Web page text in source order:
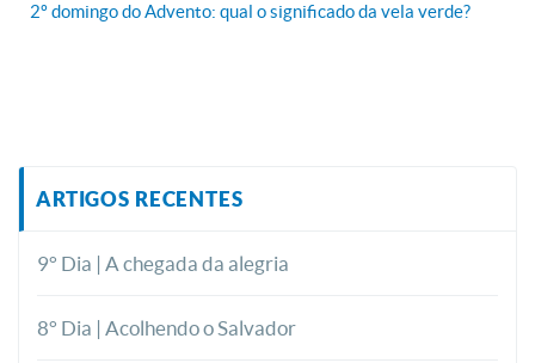
2º domingo do Advento: qual o significado da vela verde?
ARTIGOS RECENTES
9° Dia | A chegada da alegria
8° Dia | Acolhendo o Salvador